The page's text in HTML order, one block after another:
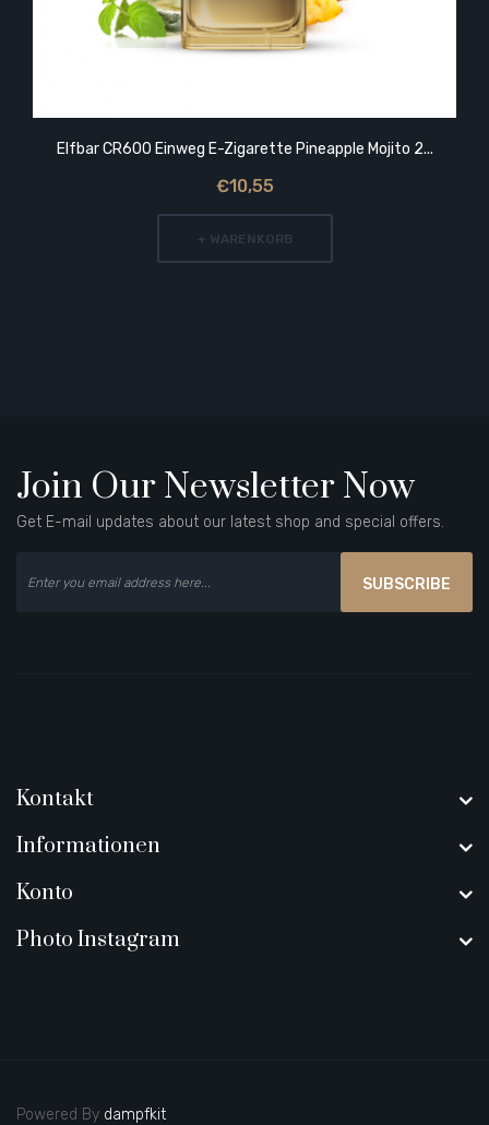
Elfbar CR600 Einweg E-Zigarette Pineapple Mojito 2...
€10,55
+ WARENKORB
Join Our Newsletter Now
Get E-mail updates about our latest shop and special offers.
SUBSCRIBE
Kontakt
Informationen
Konto
Photo Instagram
Powered By dampfkit